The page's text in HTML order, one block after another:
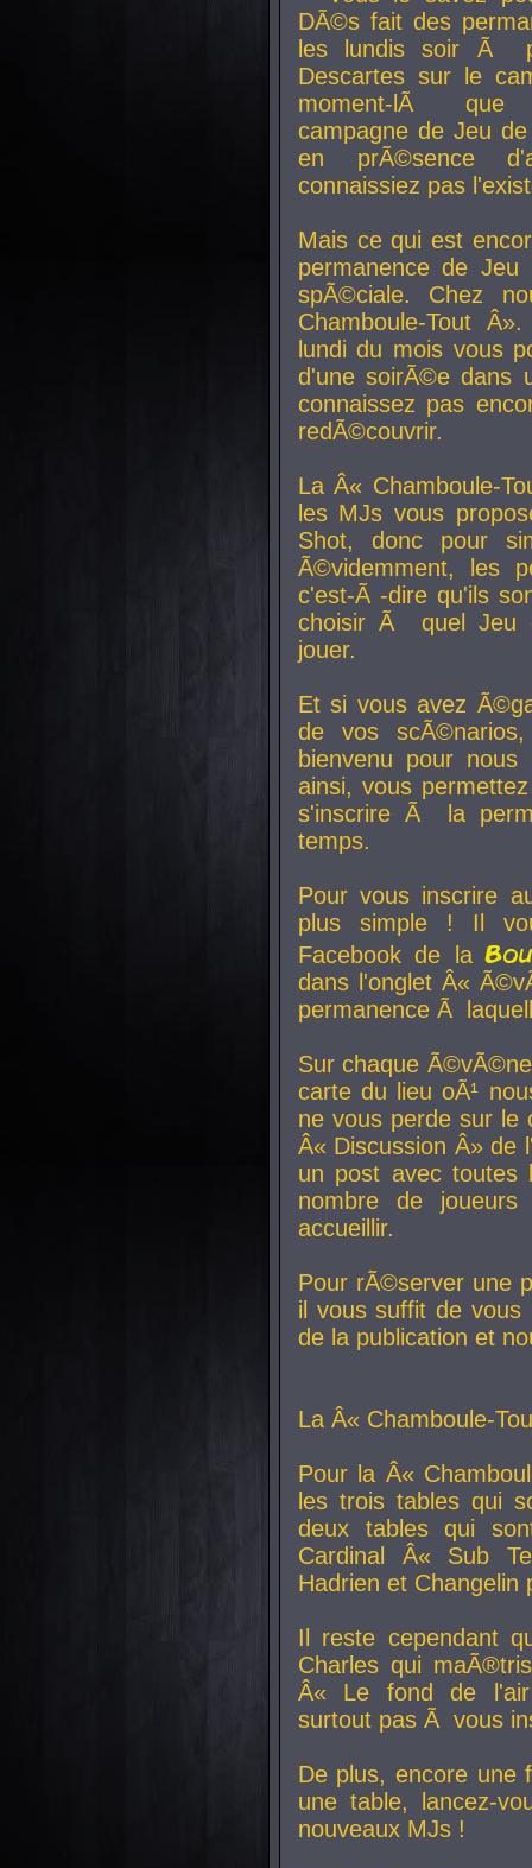
DÃ©s fait des
les lundis soir Ã
Descartes sur le
moment-lÃ que
campagne de Jeu
en prÃ©sence
connaissiez pas
Mais ce qui est
permanence de
spÃ©ciale. Chez
Chamboule-Tout
lundi du mois vous
d'une soirÃ©e dans
connaissez pas
redÃ©couvrir.
La Â« Chamboule-
les MJs vous
Shot, donc pour
Ã©videmment, les
c'est-Ã -dire qu'ils
choisir Ã quel Jeu
jouer.
Et si vous avez
de vos
bienvenu pour
ainsi, vous
s'inscrire Ã la
temps.
Pour vous inscrire
plus simple ! Il
Facebook de la
dans l'onglet Â«
permanence Ã
Sur chaque
carte du lieu oÃ¹
ne vous perde sur le
Â« Discussion Â» de
un post avec toutes
nombre de
accueillir.
Pour rÃ©server une
il vous suffit de vous
de la publication et
La Â« Chamboule-
Pour la Â«
les trois tables qui
deux tables qui
Cardinal
Â« Sub
Hadrien et Changelin
Il reste cependant
Charles qui
Â« Le fond de
surtout pas Ã vous
De plus, encore une
une table, lancez-
nouveaux MJs !